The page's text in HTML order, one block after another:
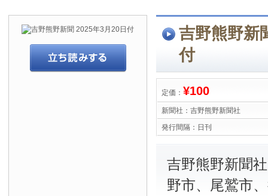
吉野熊野新
付
定価： ¥100
新聞社： 吉野熊野新聞社
発行間隔： 日刊
吉野熊野新聞
野市、尾鷲市